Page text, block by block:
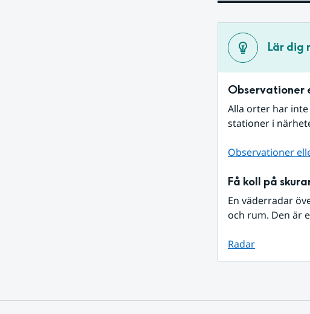
Lär dig
Observationer
Alla orter har
stationer i
Observationer
Få koll på
En väderradar
och rum. Den är
Radar